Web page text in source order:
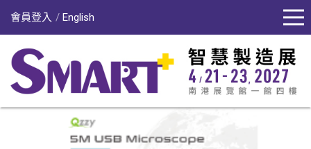
會員登入 English